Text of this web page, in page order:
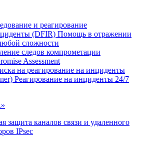
и реагирование
(DFIR) Помощь в отражении
сложности
следов компрометации
Assessment
на реагирование на инциденты
Реагирование на инциденты 24/7
защита каналов связи и удаленного
IPsec